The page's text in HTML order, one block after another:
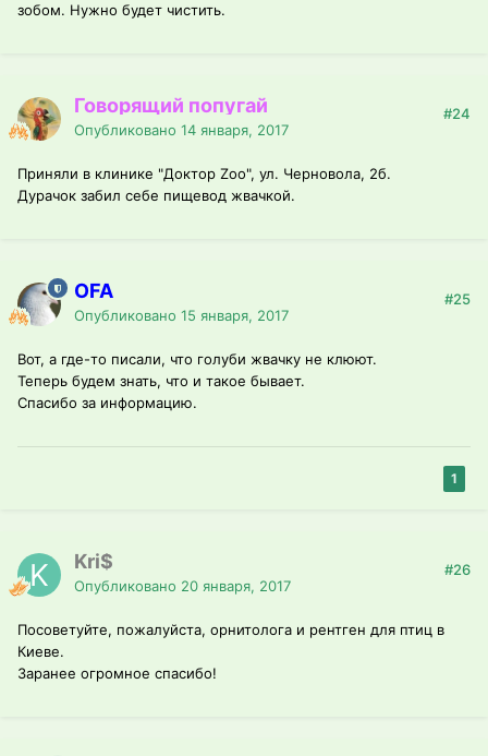
зобом. Нужно будет чистить.
Говорящий попугай
Опубликовано 14 января, 2017
#24
Приняли в клинике "Доктор Zoo", ул. Черновола, 2б.
Дурачок забил себе пищевод жвачкой.
OFA
Опубликовано 15 января, 2017
#25
Вот, а где-то писали, что голуби жвачку не клюют.
Теперь будем знать, что и такое бывает.
Спасибо за информацию.
1
Kri$
Опубликовано 20 января, 2017
#26
Посоветуйте, пожалуйста, орнитолога и рентген для птиц в
Киеве.
Заранее огромное спасибо!